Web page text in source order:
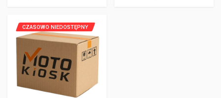
CZASOWO NIEDOSTĘPNY